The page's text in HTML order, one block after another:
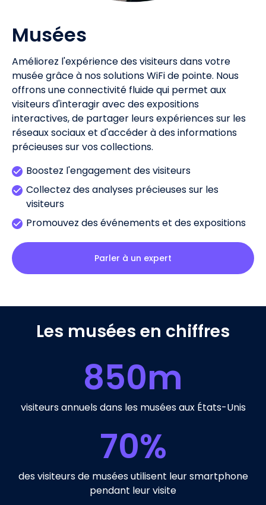
Musées
Améliorez l'expérience des visiteurs dans votre
musée grâce à nos solutions WiFi de pointe. Nous
offrons une connectivité fluide qui permet aux
visiteurs d'interagir avec des expositions
interactives, de partager leurs expériences sur les
réseaux sociaux et d'accéder à des informations
précieuses sur vos collections.
Boostez l'engagement des visiteurs
Collectez des analyses précieuses sur les
visiteurs
Promouvez des événements et des expositions
Parler à un expert
Les musées en chiffres
850m
visiteurs annuels dans les musées aux États-Unis
70%
des visiteurs de musées utilisent leur smartphone
pendant leur visite